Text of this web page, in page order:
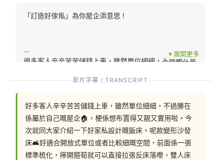
「訂造好傢俬」為你屋企添意思 !
很多客人辛辛苦苦儲錢上車，雖然單位細細，不過勝在是
即睇最強變形傢俬設計 ▶️
https://hohomehk.com/%e8%a8%82%e9%80%a0%e6
%9c%80%e5%bc%b7%e8%ae%8a%e5%bd%a2%e5%
82%a2%e4%bf%ac/
影片字幕 / TRANSCRIPT
好多客人辛辛苦苦儲錢上車，雖然單位細細，不過勝在
係屬於自己嘅屋企🏠，梗係想布置得又靚又實用啦。今
次就同大家介紹一下好家私設計嘅飯床。呢款變形沙發
床🛋️好適合開放式單位或者比較細嘅空間，前面係一張
標準梳化，擰開箍筍就可以直接拉張反床落嚟，雙人床